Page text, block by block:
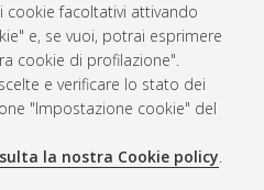
cookie facoltativi attivando
e, se vuoi, potrai esprimere
cookie di profilazione".
e verificare lo stato dei
"Impostazione cookie" del
la nostra Cookie policy.